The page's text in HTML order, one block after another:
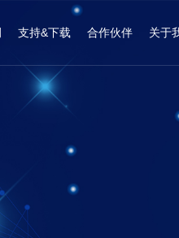
支持&下载 合作伙伴 关于